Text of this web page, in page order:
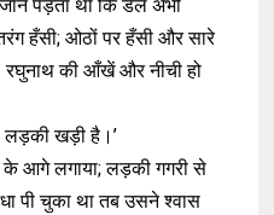
पड़ता था कि डेले अभी
हँसी; ओठों पर हँसी और सारे
रघुनाथ की आँखें और नीची हो
लड़की खड़ी है।’
आगे लगाया; लड़की गगरी से
पी चुका था तब उसने श्वास